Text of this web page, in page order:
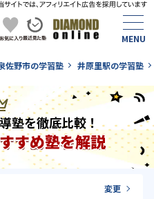
佐野市の学習塾 井原里駅の学習塾
塾を徹底比較！
すめ塾を解説
変更